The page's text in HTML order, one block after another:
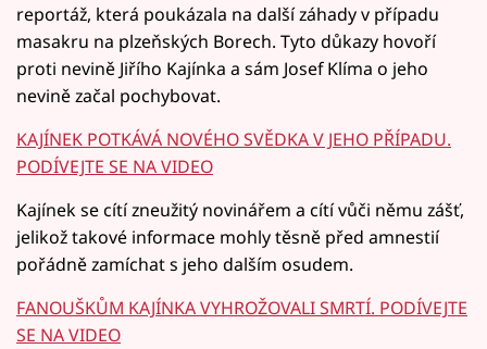
reportáž, která poukázala na další záhady v případu
masakru na plzeňských Borech. Tyto důkazy hovoří
proti nevině Jiřího Kajínka a sám Josef Klíma o jeho
nevině začal pochybovat.
KAJÍNEK POTKÁVÁ NOVÉHO SVĚDKA V JEHO PŘÍPADU.
PODÍVEJTE SE NA VIDEO
Kajínek se cítí zneužitý novinářem a cítí vůči němu zášť,
jelikož takové informace mohly těsně před amnestií
pořádně zamíchat s jeho dalším osudem.
FANOUŠKŮM KAJÍNKA VYHROŽOVALI SMRTÍ. PODÍVEJTE
SE NA VIDEO